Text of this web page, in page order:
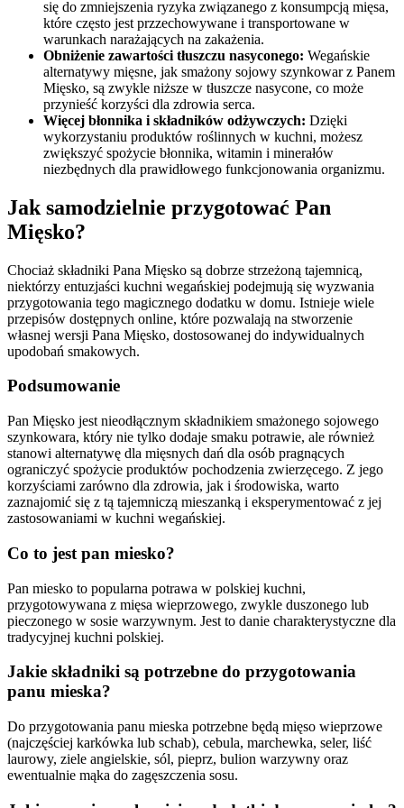
się do zmniejszenia ryzyka związanego z konsumpcją mięsa,
które często jest przzechowywane i transportowane w
warunkach narażających na zakażenia.
Obniżenie zawartości tłuszczu nasyconego: Wegańskie
alternatywy mięsne, jak smażony sojowy szynkowar z Panem
Mięsko, są zwykle niższe w tłuszcze nasycone, co może
przynieść korzyści dla zdrowia serca.
Więcej błonnika i składników odżywczych: Dzięki
wykorzystaniu produktów roślinnych w kuchni, możesz
zwiększyć spożycie błonnika, witamin i minerałów
niezbędnych dla prawidłowego funkcjonowania organizmu.
Jak samodzielnie przygotować Pan
Mięsko?
Chociaż składniki Pana Mięsko są dobrze strzeżoną tajemnicą,
niektórzy entuzjaści kuchni wegańskiej podejmują się wyzwania
przygotowania tego magicznego dodatku w domu. Istnieje wiele
przepisów dostępnych online, które pozwalają na stworzenie
własnej wersji Pana Mięsko, dostosowanej do indywidualnych
upodobań smakowych.
Podsumowanie
Pan Mięsko jest nieodłącznym składnikiem smażonego sojowego
szynkowara, który nie tylko dodaje smaku potrawie, ale również
stanowi alternatywę dla mięsnych dań dla osób pragnących
ograniczyć spożycie produktów pochodzenia zwierzęcego. Z jego
korzyściami zarówno dla zdrowia, jak i środowiska, warto
zaznajomić się z tą tajemniczą mieszanką i eksperymentować z jej
zastosowaniami w kuchni wegańskiej.
Co to jest pan miesko?
Pan miesko to popularna potrawa w polskiej kuchni,
przygotowywana z mięsa wieprzowego, zwykle duszonego lub
pieczonego w sosie warzywnym. Jest to danie charakterystyczne dla
tradycyjnej kuchni polskiej.
Jakie składniki są potrzebne do przygotowania
panu mieska?
Do przygotowania panu mieska potrzebne będą mięso wieprzowe
(najczęściej karkówka lub schab), cebula, marchewka, seler, liść
laurowy, ziele angielskie, sól, pieprz, bulion warzywny oraz
ewentualnie mąka do zagęszczenia sosu.